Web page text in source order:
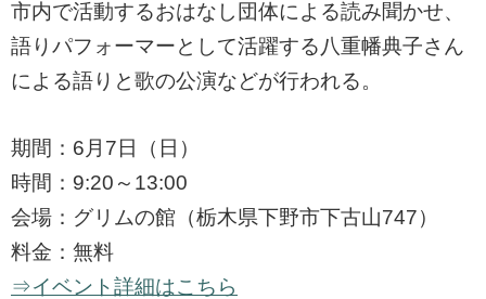
市内で活動するおはなし団体による読み聞かせ、
語りパフォーマーとして活躍する八重幡典子さん
による語りと歌の公演などが行われる。
期間：6月7日（日）
時間：9:20～13:00
会場：グリムの館（栃木県下野市下古山747）
料金：無料
⇒イベント詳細はこちら